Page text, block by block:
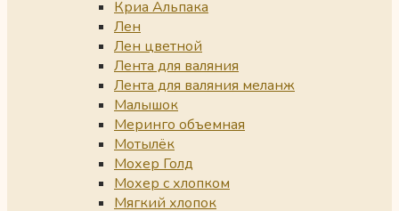
Криа Альпака
Лен
Лен цветной
Лента для валяния
Лента для валяния меланж
Малышок
Меринго объемная
Мотылёк
Мохер Голд
Мохер с хлопком
Мягкий хлопок